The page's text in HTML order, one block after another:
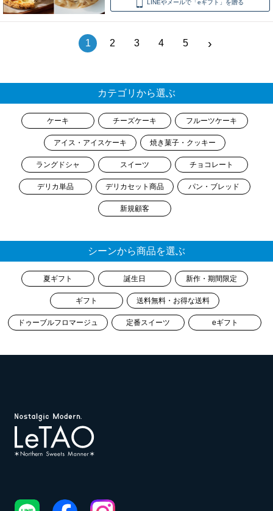
LINEやメールで「eギフト」を贈る
1 2 3 4 5 ›
カテゴリから選ぶ
ケーキ チーズケーキ フルーツケーキ
アイス・アイスケーキ 焼き菓子・クッキー
ラングドシャ スイーツ チョコレート
デリカ単品 デリカセット商品 パン・ブレッド
新規顧客
シーンから商品を選ぶ
夏ギフト 誕生日 新作・期間限定
ギフト 送料無料・お得な送料
ドゥーブルフロマージュ 定番スイーツ eギフト